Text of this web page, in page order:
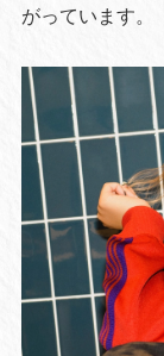
がっています。